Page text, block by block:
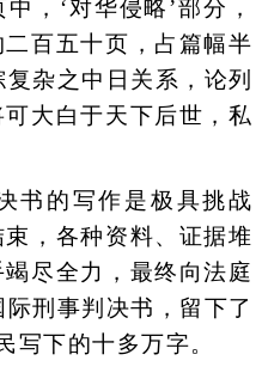
，‘对华侵略’部分，
百五十页，占篇幅半
杂之中日关系，论列
大白于天下后世，私
的写作是极具挑战
，各种资料、证据堆
尽全力，最终向法庭
刑事判决书，留下了
写下的十多万字。